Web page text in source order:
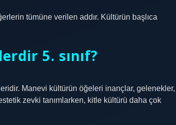
tümüne verilen addır. Kültürün başlıca
5. sınıf?
Manevi kültürün öğeleri inançlar, gelenekler,
zevki tanımlarken, kitle kültürü daha çok